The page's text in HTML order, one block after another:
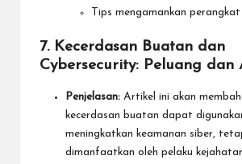
Tips mengamankan perangkat
7. Kecerdasan Buatan dan
Cybersecurity: Peluang dan
Penjelasan: Artikel ini akan
kecerdasan buatan dapat
meningkatkan keamanan siber,
dimanfaatkan oleh pelaku